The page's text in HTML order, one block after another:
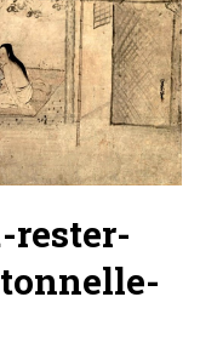
rester-